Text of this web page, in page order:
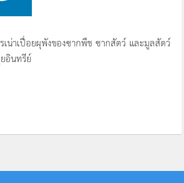
เน่าเปื่อยผุพังของซากพืช ซากสัตว์ และมูลสัตว์
อินทรีย์